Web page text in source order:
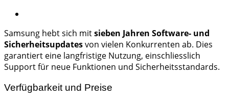
Samsung hebt sich mitsieben Jahren Software- und
Sicherheitsupdatesvon vielen Konkurrenten ab. Dies
garantiert eine langfristige Nutzung, einschliesslich
Support für neue Funktionen und Sicherheitsstandards.
Verfügbarkeit und Preise